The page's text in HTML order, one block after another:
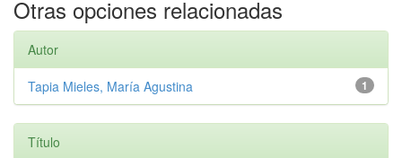
Otras opciones relacionadas
Autor
1
Tapia Mieles, María Agustina
Título